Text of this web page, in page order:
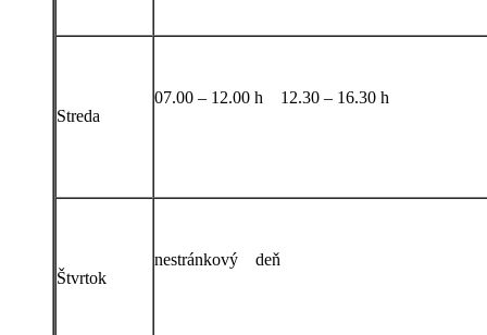
Streda
07.00 – 12.00 h 12.30 – 16.30 h
Štvrtok
nestránkový deň